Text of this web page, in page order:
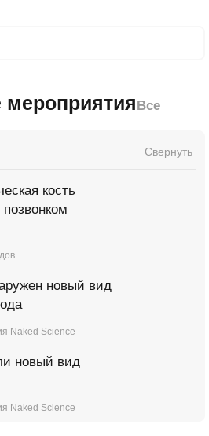
Все
Свернуть
кость
новый вид
Naked Science
новый вид
Naked Science